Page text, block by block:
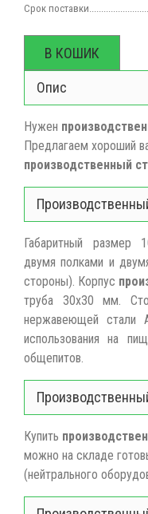
Срок
В КОШИК
Опис
Нужен
Предлагаем хороший
производственный
Габаритный размер
двумя полками и
стороны). Корпус
труба 30х30 мм.
нержавеющей стали
использования на
общепитов.
Купить
можно на складе
(нейтрального